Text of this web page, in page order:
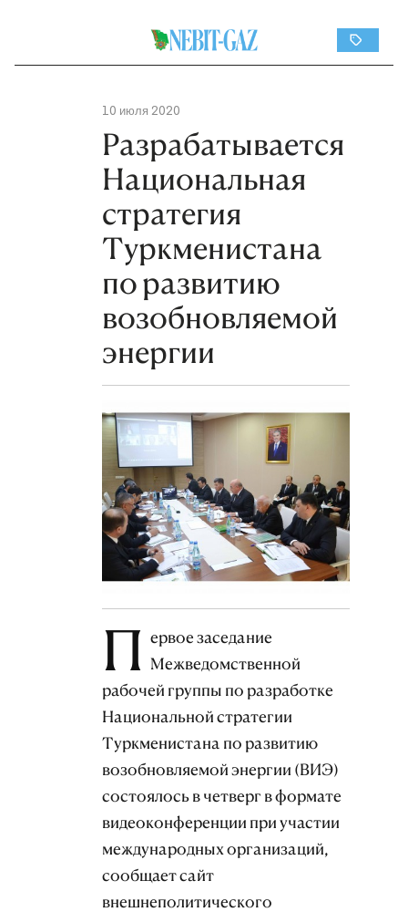
10 июля 2020
Разрабатывается
Национальная
стратегия
Туркменистана
по развитию
возобновляемой
энергии
П ервое заседание
Межведомственной
рабочей группы по разработке
Национальной стратегии
Туркменистана по развитию
возобновляемой энергии (ВИЭ)
состоялось в четверг в формате
видеоконференции при участии
международных организаций,
сообщает сайт
внешнеполитического